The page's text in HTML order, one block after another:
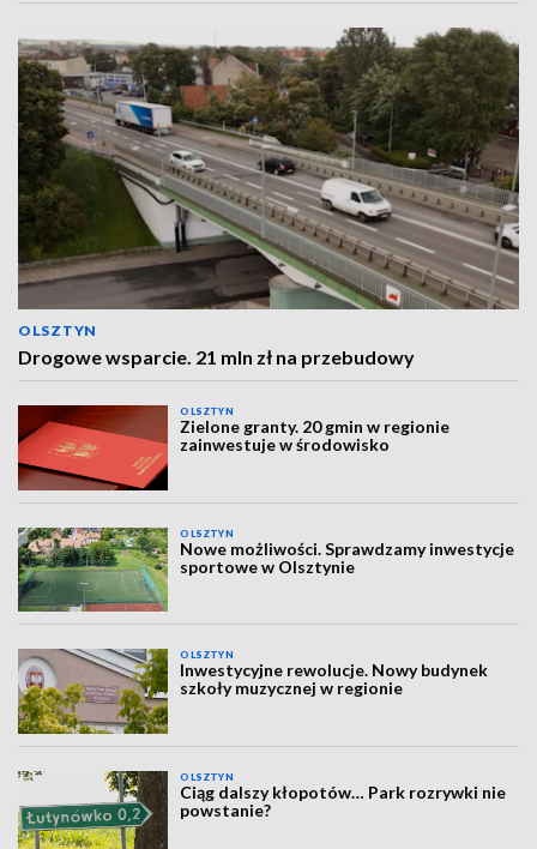
OLSZTYN
Drogowe wsparcie. 21 mln zł na przebudowy
OLSZTYN
Zielone granty. 20 gmin w regionie
zainwestuje w środowisko
OLSZTYN
Nowe możliwości. Sprawdzamy inwestycje
sportowe w Olsztynie
OLSZTYN
Inwestycyjne rewolucje. Nowy budynek
szkoły muzycznej w regionie
OLSZTYN
Ciąg dalszy kłopotów… Park rozrywki nie
powstanie?